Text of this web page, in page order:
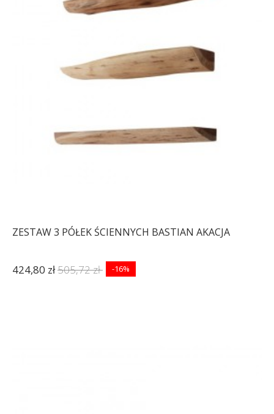
ZESTAW 3 PÓŁEK ŚCIENNYCH BASTIAN AKACJA
424,80 zł505,72 zł -16%